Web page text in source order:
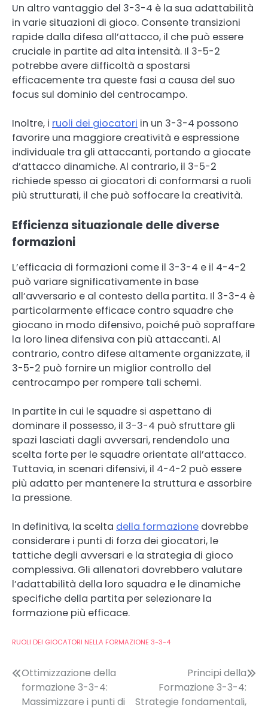
Un altro vantaggio del 3-3-4 è la sua adattabilità
in varie situazioni di gioco. Consente transizioni
rapide dalla difesa all’attacco, il che può essere
cruciale in partite ad alta intensità. Il 3-5-2
potrebbe avere difficoltà a spostarsi
efficacemente tra queste fasi a causa del suo
focus sul dominio del centrocampo.
Inoltre, i ruoli dei giocatori in un 3-3-4 possono
favorire una maggiore creatività e espressione
individuale tra gli attaccanti, portando a giocate
d’attacco dinamiche. Al contrario, il 3-5-2
richiede spesso ai giocatori di conformarsi a ruoli
più strutturati, il che può soffocare la creatività.
Efficienza situazionale delle diverse
formazioni
L’efficacia di formazioni come il 3-3-4 e il 4-4-2
può variare significativamente in base
all’avversario e al contesto della partita. Il 3-3-4 è
particolarmente efficace contro squadre che
giocano in modo difensivo, poiché può sopraffare
la loro linea difensiva con più attaccanti. Al
contrario, contro difese altamente organizzate, il
3-5-2 può fornire un miglior controllo del
centrocampo per rompere tali schemi.
In partite in cui le squadre si aspettano di
dominare il possesso, il 3-3-4 può sfruttare gli
spazi lasciati dagli avversari, rendendolo una
scelta forte per le squadre orientate all’attacco.
Tuttavia, in scenari difensivi, il 4-4-2 può essere
più adatto per mantenere la struttura e assorbire
la pressione.
In definitiva, la scelta della formazione dovrebbe
considerare i punti di forza dei giocatori, le
tattiche degli avversari e la strategia di gioco
complessiva. Gli allenatori dovrebbero valutare
l’adattabilità della loro squadra e le dinamiche
specifiche della partita per selezionare la
formazione più efficace.
RUOLI DEI GIOCATORI NELLA FORMAZIONE 3-3-4
Post
navigation
Ottimizzazione della
formazione 3-3-4:
Massimizzare i punti di
Principi della
Formazione 3-3-4:
Strategie fondamentali,